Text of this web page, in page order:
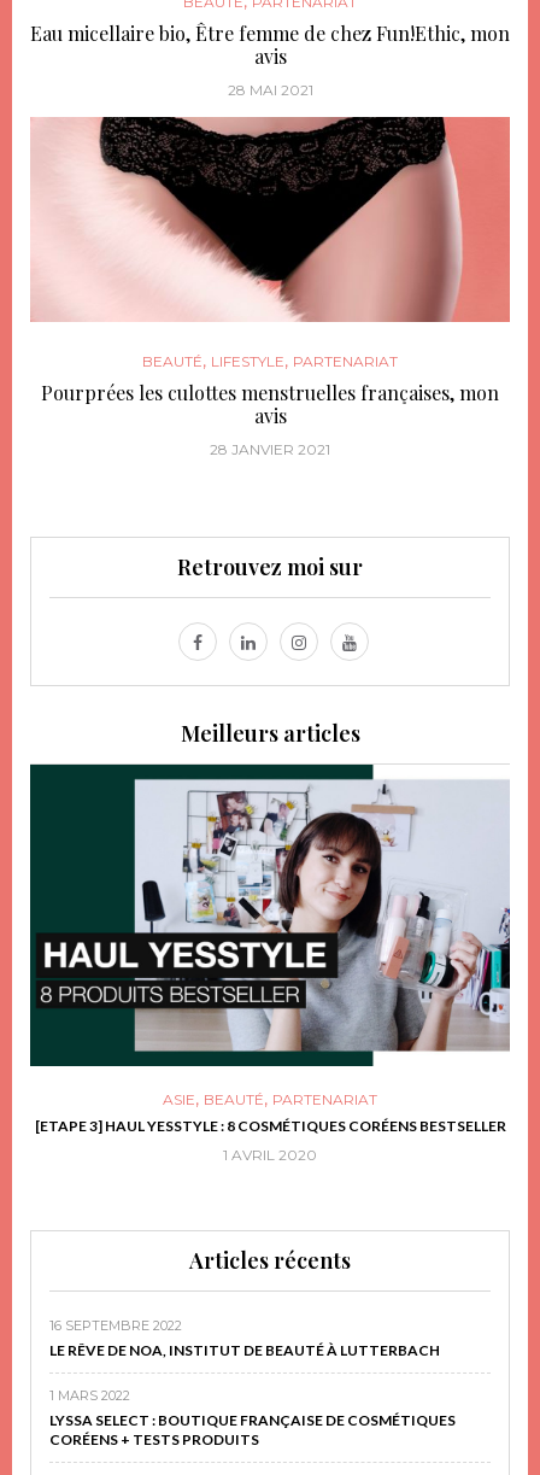
Eau micellaire bio, Être femme de chez Fun!Ethic, mon
avis
28 MAI 2021
BEAUTÉ, LIFESTYLE, PARTENARIAT
Pourprées les culottes menstruelles françaises, mon
avis
28 JANVIER 2021
Retrouvez moi sur
Meilleurs articles
ASIE, BEAUTÉ, PARTENARIAT
[ETAPE 3] HAUL YESSTYLE : 8 COSMÉTIQUES CORÉENS BESTSELLER
1 AVRIL 2020
Articles récents
16 SEPTEMBRE 2022
LE RÊVE DE NOA, INSTITUT DE BEAUTÉ À LUTTERBACH
1 MARS 2022
LYSSA SELECT : BOUTIQUE FRANÇAISE DE COSMÉTIQUES
CORÉENS + TESTS PRODUITS